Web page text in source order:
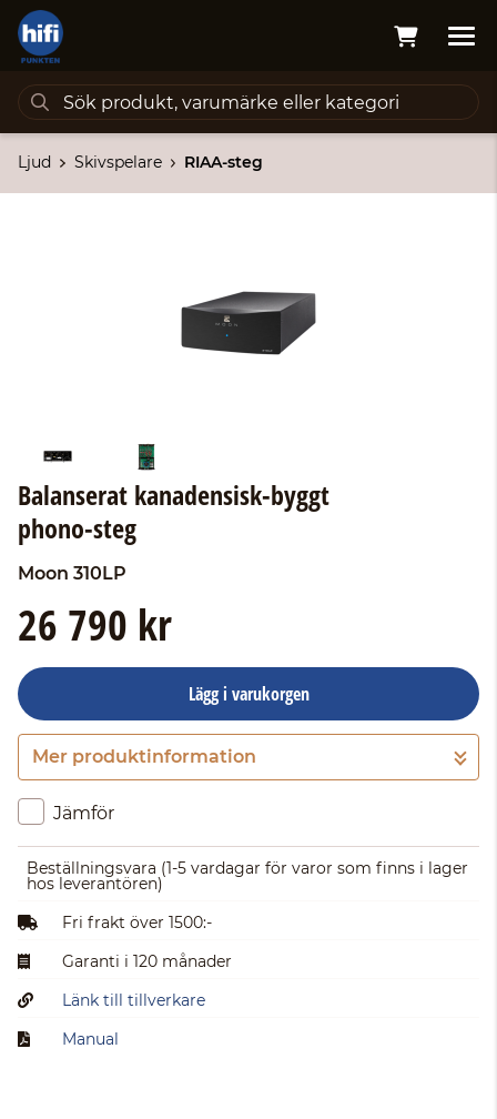
Ljud Skivspelare RIAA-steg
Balanserat kanadensisk-byggt
phono-steg
Moon 310LP
26 790 kr
Lägg i varukorgen
Gå till kassan
Mer produktinformation
Jämför
Beställningsvara (1-5 vardagar för varor som finns i lager
hos leverantören)
Fri frakt över 1500:-
Garanti i 120 månader
Länk till tillverkare
Manual